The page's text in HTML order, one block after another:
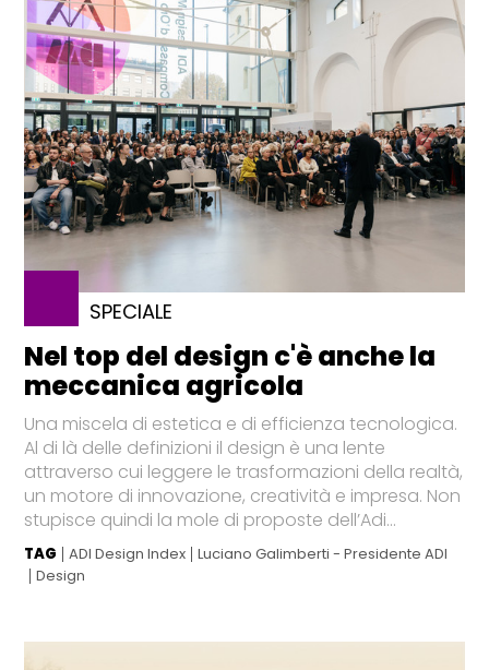
SPECIALE
Nel top del design c'è anche la
meccanica agricola
Una miscela di estetica e di efficienza tecnologica.
Al di là delle definizioni il design è una lente
attraverso cui leggere le trasformazioni della realtà,
un motore di innovazione, creatività e impresa. Non
stupisce quindi la mole di proposte dell’Adi...
TAG ADI Design Index Luciano Galimberti - Presidente ADI
Design